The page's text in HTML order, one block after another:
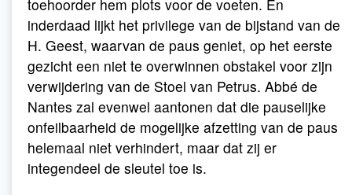
toehoorder hem plots voor de voeten. En
inderdaad lijkt het privilege van de bijstand van de
H. Geest, waarvan de paus geniet, op het eerste
gezicht een niet te overwinnen obstakel voor zijn
verwijdering van de Stoel van Petrus. Abbé de
Nantes zal evenwel aantonen dat die pauselijke
onfeilbaarheid de mogelijke afzetting van de paus
helemaal niet verhindert, maar dat zij er
integendeel de sleutel toe is.